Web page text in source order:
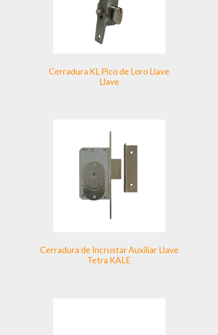
Cerradura KL Pico de Loro Llave
Llave
Cerradura de Incrustar Auxiliar Llave
Tetra KALE